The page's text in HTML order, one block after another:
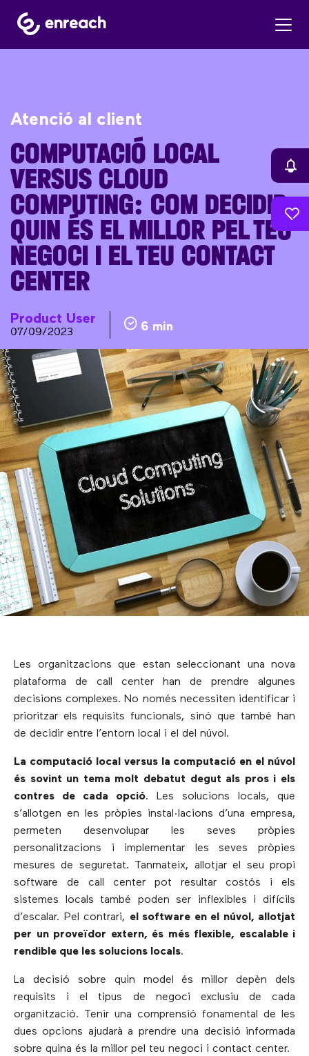
Atenció al client
COMPUTACIÓ LOCAL
VERSUS CLOUD
COMPUTING: COM DECIDIR
QUIN ÉS EL MILLOR PEL TEU
NEGOCI I EL TEU CONTACT
CENTER
Product User
07/09/2023 6 min
Les organitzacions que estan seleccionant una nova
plataforma de call center han de prendre algunes
decisions complexes. No només necessiten identificar i
prioritzar els requisits funcionals, sinó que també han
de decidir entre l’entorn local i el del núvol.
La computació local versus la computació en el núvol
és sovint un tema molt debatut degut als pros i els
contres de cada opció. Les solucions locals, que
s’allotgen en les pròpies instal·lacions d’una empresa,
permeten desenvolupar les seves pròpies
personalitzacions i implementar les seves pròpies
mesures de seguretat. Tanmateix, allotjar el seu propi
software de call center pot resultar costós i els
sistemes locals també poden ser inflexibles i difícils
d’escalar. Pel contrari, el software en el núvol, allotjat
per un proveïdor extern, és més flexible, escalable i
rendible que les solucions locals.
La decisió sobre quin model és millor depèn dels
requisits i el tipus de negoci exclusiu de cada
organització. Tenir una comprensió fonamental de les
dues opcions ajudarà a prendre una decisió informada
sobre quina és la millor pel teu negoci i contact center.